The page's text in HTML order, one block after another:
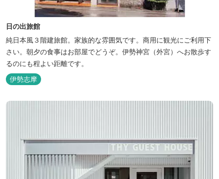
日の出旅館
純日本風３階建旅館。家族的な雰囲気です。商用に観光にご利用下
さい。朝夕の食事はお部屋でどうぞ。伊勢神宮（外宮）へお散歩す
るのにも程よい距離です。
伊勢志摩